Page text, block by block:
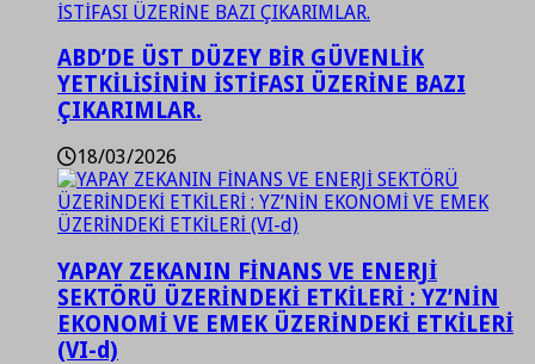
ABD’DE ÜST DÜZEY BİR GÜVENLİK
YETKİLİSİNİN İSTİFASI ÜZERİNE BAZI
ÇIKARIMLAR.
18/03/2026
YAPAY ZEKANIN FİNANS VE ENERJİ
SEKTÖRÜ ÜZERİNDEKİ ETKİLERİ : YZ’NİN
EKONOMİ VE EMEK ÜZERİNDEKİ ETKİLERİ
(VI-d)